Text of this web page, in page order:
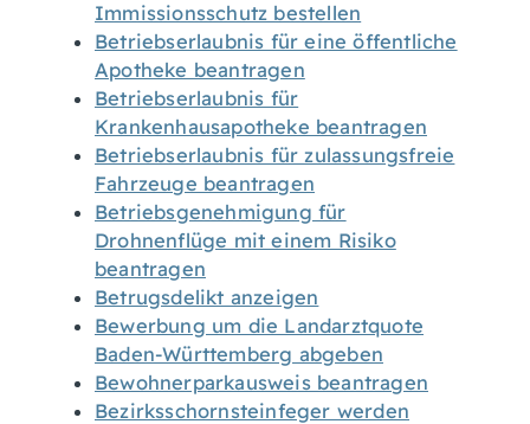
Immissionsschutz bestellen
Betriebserlaubnis für eine öffentliche
Apotheke beantragen
Betriebserlaubnis für
Krankenhausapotheke beantragen
Betriebserlaubnis für zulassungsfreie
Fahrzeuge beantragen
Betriebsgenehmigung für
Drohnenflüge mit einem Risiko
beantragen
Betrugsdelikt anzeigen
Bewerbung um die Landarztquote
Baden-Württemberg abgeben
Bewohnerparkausweis beantragen
Bezirksschornsteinfeger werden